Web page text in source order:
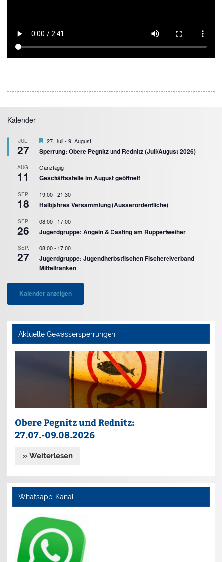
Kalender
JULI
27
Hervorgehoben
27. Juli-9. August
Sperrung: Obere Pegnitz und Rednitz (Juli/August 2026)
AUG.
11
Ganztägig
Geschäftsstelle im August geöffnet!
SEP.
18
19:00-21:30
Halbjahres Versammlung (Ausserordentliche)
SEP.
26
08:00- 17:00
Jugendgruppe: Angeln & Casting am Ruppertweiher
SEP.
27
08:00- 17:00
Jugendgruppe: Jugendherbstfischen Fischereiverband
Mittelfranken
Kalender anzeigen
Aktuelle Gewässersperrungen
Obere Pegnitz und Rednitz:
27.07.-09.08.2026
» Weiterlesen
Whatsapp-Kanal